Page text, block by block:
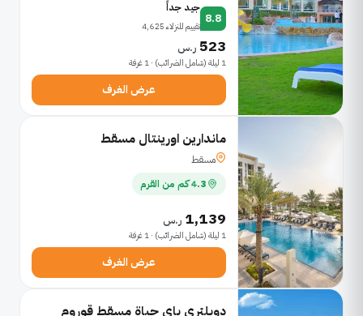
8.8
جيد جداً
تقييم للنزلاء 4,625
523 ر.س
1 ليلة (شامل الضرائب) · 1 غرفة
عرض الغرف
ماندارين اورينتال مسقط
مسقط
4.3 كم من القرم
1,139 ر.س
1 ليلة (شامل الضرائب) · 1 غرفة
عرض الغرف
دوبلتري باي حياة مسقط قوروم